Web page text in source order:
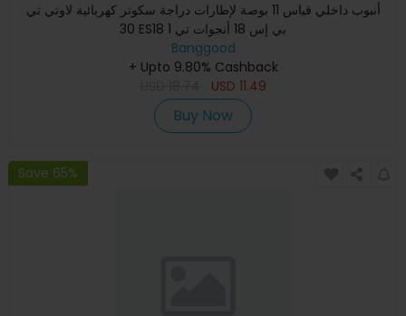
أنبوب داخلي قياس 11 بوصة لإطارات دراجة سكوتر كهربائية لاوتي تي
30 ES18 بي إس 18 أنجوات تي 1
Banggood
+ Upto 9.80% Cashback
USD 11.49
Buy Now
Save 65%